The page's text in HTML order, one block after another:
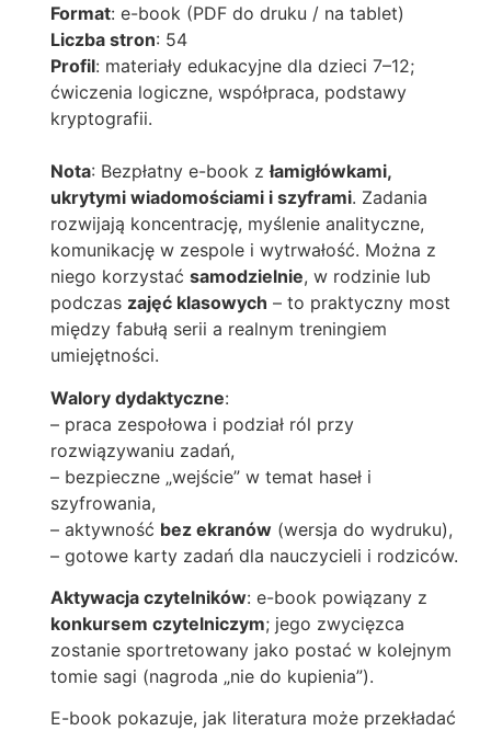
Format: e-book (PDF do druku / na tablet)
Liczba stron: 54
Profil: materiały edukacyjne dla dzieci 7–12;
ćwiczenia logiczne, współpraca, podstawy
kryptografii.
Nota: Bezpłatny e-book złamigłówkami,
ukrytymi wiadomościami i szyframi. Zadania
rozwijają koncentrację, myślenie analityczne,
komunikację w zespole i wytrwałość. Można z
niego korzystać samodzielnie, w rodzinie lub
podczas zajęć klasowych – to praktyczny most
między fabułą serii a realnym treningiem
umiejętności.
Walory dydaktyczne:
– praca zespołowa i podział ról przy
rozwiązywaniu zadań,
– bezpieczne „wejście” w temat haseł i
szyfrowania,
– aktywność bez ekranów(wersja do wydruku),
– gotowe karty zadań dla nauczycieli i rodziców.
Aktywacja czytelników: e-book powiązany z
konkursem czytelniczym; jego zwycięzca
zostanie sportretowany jako postać w kolejnym
tomie sagi (nagroda „nie do kupienia”).
E-book pokazuje, jak literatura może przekładać